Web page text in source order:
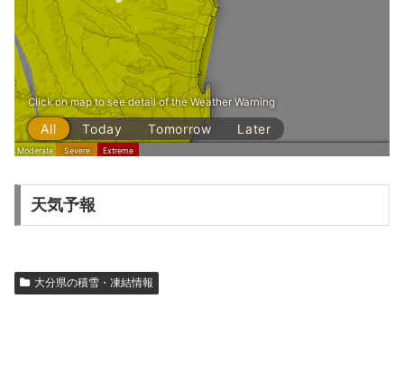
天気予報
大分県の積雪・凍結情報